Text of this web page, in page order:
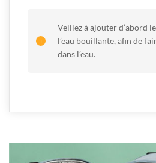
Veillez à ajouter d’abord
l’eau bouillante, afin de
dans l’eau.